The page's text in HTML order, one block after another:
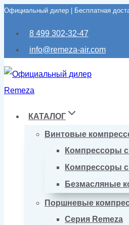
Перейти
Официальный дилер | Бесплатная
8 499 302-32-47
info@remeza-air.com
КАТАЛОГ
Винтовые
Компрессоры
Компрессоры
Безмасляные
Поршневые
Серия Remeza